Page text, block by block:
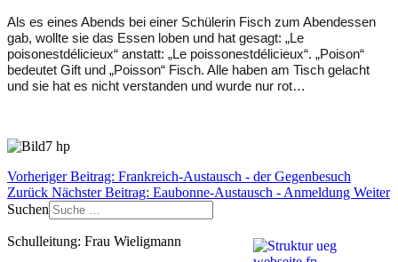
Als es eines Abends bei einer Schülerin Fisch zum Abendessen
gab, wollte sie das Essen loben und hat gesagt: „Le
poisonestdélicieux“ anstatt: „Le poissonestdélicieux“. „Poison“
bedeutet Gift und „Poisson“ Fisch. Alle haben am Tisch gelacht
und sie hat es nicht verstanden und wurde nur rot…
Vorheriger Beitrag: Frankreich-Austausch - der Gegenbesuch
Zurück Nächster Beitrag: Eaubonne-Austausch - Anmeldung Weiter
Suchen
Schulleitung: Frau Wieligmann